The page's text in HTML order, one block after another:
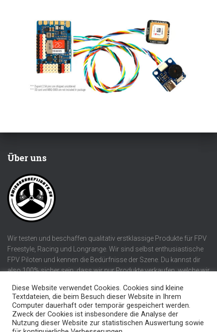
Über uns
Wir testen und beschaffen qualitativ erstklassige Produkte für FPV
Freestyle, Racing und Longrange. Wir sind selbst enthusiastische
FPV Piloten und kennen die Bedürfnisse der Szene. Du kannst dir
also 100% sicher sein, dass wir nur Produkte verkaufen, welche wir
DATENSCHUTZERKLÄRUNG AGB UND IMPRESSUM
Diese Website verwendet Cookies. Cookies sind kleine
Textdateien, die beim Besuch dieser Website in Ihrem
Computer dauerhaft oder temporär gespeichert werden.
Zweck der Cookies ist insbesondere die Analyse der
Nutzung dieser Website zur statistischen Auswertung sowie